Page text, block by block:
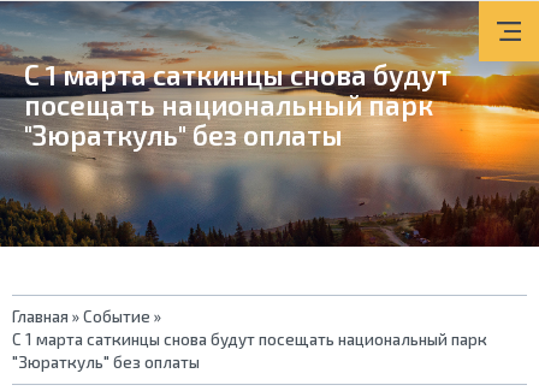
С 1 марта саткинцы снова будут
посещать национальный парк
"Зюраткуль" без оплаты
Вы
здесь
Главная »Событие »
С 1 марта саткинцы снова будут посещать национальный парк
"Зюраткуль" без оплаты